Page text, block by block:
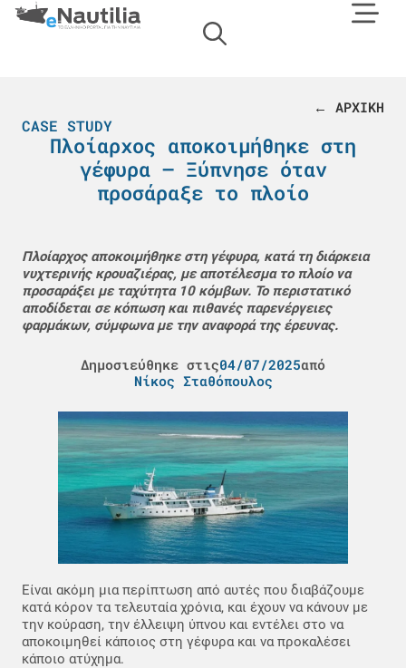
← ΑΡΧΙΚΗ
CASE STUDY
Πλοίαρχος αποκοιμήθηκε στη
γέφυρα – Ξύπνησε όταν
προσάραξε το πλοίο
Πλοίαρχος αποκοιμήθηκε στη γέφυρα, κατά τη διάρκεια
νυχτερινής κρουαζιέρας, με αποτέλεσμα το πλοίο να
προσαράξει με ταχύτητα 10 κόμβων. Το περιστατικό
αποδίδεται σε κόπωση και πιθανές παρενέργειες
φαρμάκων, σύμφωνα με την αναφορά της έρευνας.
Δημοσιεύθηκε στις04/07/2025από
Νίκος Σταθόπουλος
Είναι ακόμη μια περίπτωση από αυτές που διαβάζουμε
κατά κόρον τα τελευταία χρόνια, και έχουν να κάνουν με
την κούραση, την έλλειψη ύπνου και εντέλει στο να
αποκοιμηθεί κάποιος στη γέφυρα και να προκαλέσει
κάποιο ατύχημα.